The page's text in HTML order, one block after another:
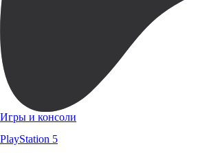
Игры и консоли
PlayStation 5